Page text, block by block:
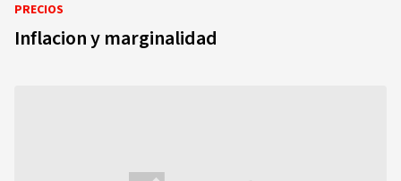
PRECIOS
Inflacion y marginalidad